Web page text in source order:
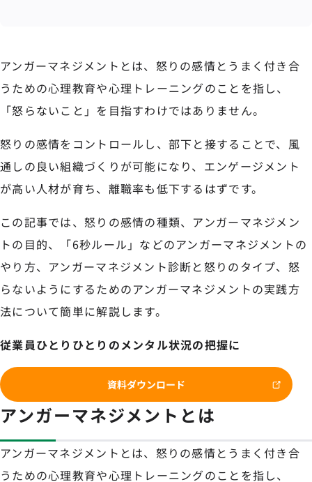
アンガーマネジメントとは、怒りの感情とうまく付き合
うための心理教育や心理トレーニングのことを指し、
「怒らないこと」を目指すわけではありません。
怒りの感情をコントロールし、部下と接することで、風
通しの良い組織づくりが可能になり、エンゲージメント
が高い人材が育ち、離職率も低下するはずです。
この記事では、怒りの感情の種類、アンガーマネジメン
トの目的、「6秒ルール」などのアンガーマネジメントの
やり方、アンガーマネジメント診断と怒りのタイプ、怒
らないようにするためのアンガーマネジメントの実践方
法について簡単に解説します。
従業員ひとりひとりのメンタル状況の把握に
資料ダウンロード
アンガーマネジメントとは
アンガーマネジメントとは、怒りの感情とうまく付き合
うための心理教育や心理トレーニングのことを指し、